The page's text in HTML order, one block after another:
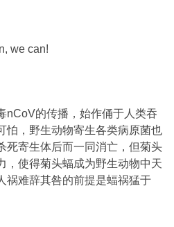
we can!
nCoV的传播，始作俑于人类吞
怕，野生动物寄生各类病原菌也
死寄生体后而一同消亡，但菊头
，使得菊头蝠成为野生动物中天
祸难辞其咎的前提是蝠祸猛于